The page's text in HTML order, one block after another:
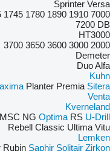
Sprinter Versa
1745 1780 1890 1910 7000
7200 DB
HT3000
2000
3000
3600
3650
3700
Demeter
Duo Alfa
Kuhn
Planter Premia Sitera
Venta
Kverneland
MSC NG Optima RS U-Drill
Rebell Classic Ultima Vitu
Lemken
Rubin Saphir Solitair Zirkon